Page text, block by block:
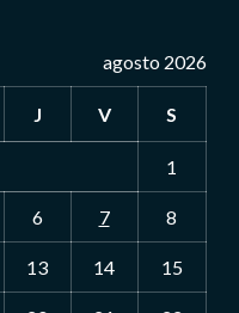
agosto 2026
J V S
1
6 7 8
13 14 15